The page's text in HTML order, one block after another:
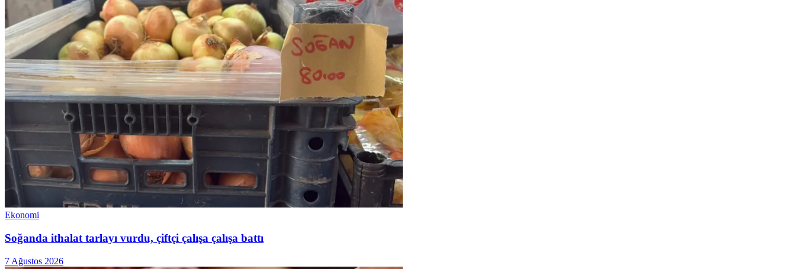
Ekonomi
Soğanda ithalat tarlayı vurdu, çiftçi çalışa çalışa battı
7 Ağustos 2026